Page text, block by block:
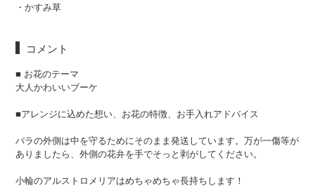
・かすみ草
コメント
■ お花のテーマ
大人かわいいブーケ
■アレンジに込めた想い、お花の特徴、お手入れアドバイス
バラの外側は中を守るためにそのまま発送しています。万が一傷等が
ありましたら、外側の花弁を手でそっと剥がしてください。
小輪のアルストロメリアはめちゃめちゃ長持ちします！